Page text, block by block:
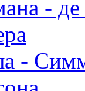
- де
-